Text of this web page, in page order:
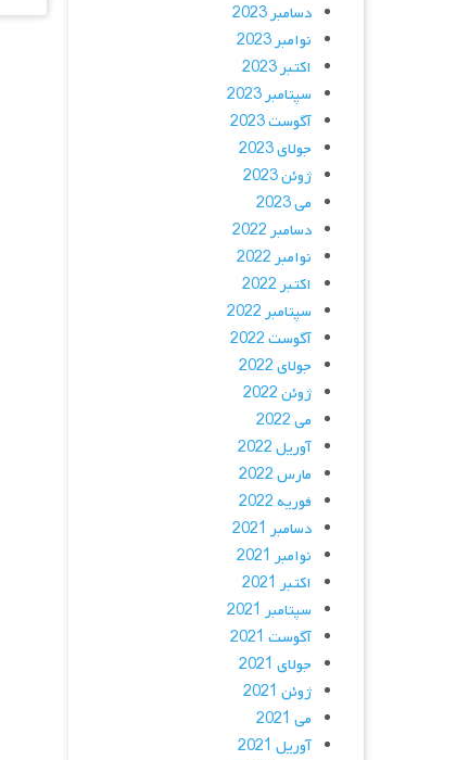
دسامبر 2023
نوامبر 2023
اکتبر 2023
سپتامبر 2023
آگوست 2023
جولای 2023
ژوئن 2023
می 2023
دسامبر 2022
نوامبر 2022
اکتبر 2022
سپتامبر 2022
آگوست 2022
جولای 2022
ژوئن 2022
می 2022
آوریل 2022
مارس 2022
فوریه 2022
دسامبر 2021
نوامبر 2021
اکتبر 2021
سپتامبر 2021
آگوست 2021
جولای 2021
ژوئن 2021
می 2021
آوریل 2021